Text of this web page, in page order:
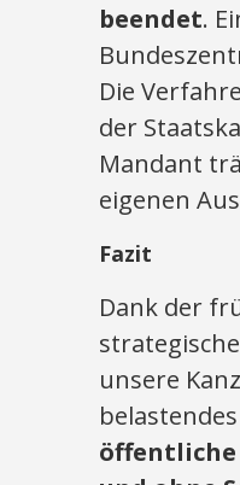
beendet.
Die
der
Mandant
eigenen
Fazit
Dank der
unsere